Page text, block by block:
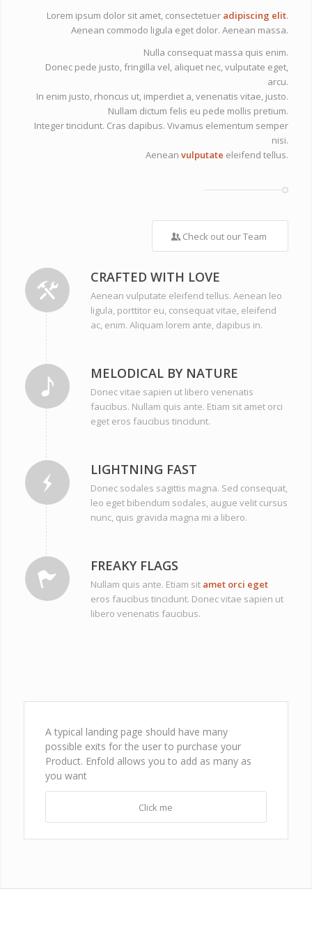
Lorem ipsum dolor sit amet, consectetuer adipiscing elit.
Aenean commodo ligula eget dolor. Aenean massa.
Nulla consequat massa quis enim.
Donec pede justo, fringilla vel, aliquet nec, vulputate eget,
arcu.
In enim justo, rhoncus ut, imperdiet a, venenatis vitae, justo.
Nullam dictum felis eu pede mollis pretium.
Integer tincidunt. Cras dapibus. Vivamus elementum semper
nisi.
Aeneanvulputate eleifend tellus.
Check out our Team
CRAFTED WITH LOVE
Aenean vulputate eleifend tellus. Aenean leo
ligula, porttitor eu, consequat vitae, eleifend
ac, enim. Aliquam lorem ante, dapibus in.
MELODICAL BY NATURE
Donec vitae sapien ut libero venenatis
faucibus. Nullam quis ante. Etiam sit amet orci
eget eros faucibus tincidunt.
LIGHTNING FAST
Donec sodales sagittis magna. Sed consequat,
leo eget bibendum sodales, augue velit cursus
nunc, quis gravida magna mi a libero.
FREAKY FLAGS
Nullam quis ante. Etiam sit amet orci eget
eros faucibus tincidunt. Donec vitae sapien ut
libero venenatis faucibus.
A typical landing page should have many
possible exits for the user to purchase your
Product. Enfold allows you to add as many as
you want
Click me